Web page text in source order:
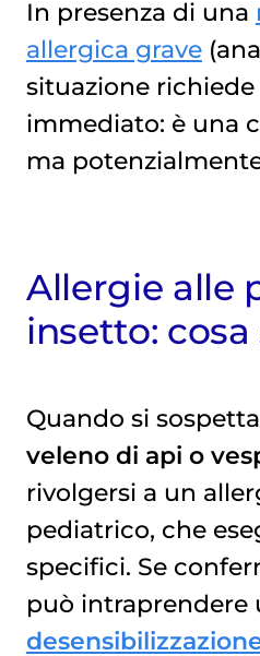
In presenza di una
allergica grave
situazione
immediato: è una
ma
Allergie alle
insetto:
Quando si sospetta
veleno di api o
rivolgersi a un
pediatrico, che
specifici. Se
può intraprendere